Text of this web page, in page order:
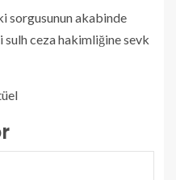
sorgusunun akabinde
ceza hakimliğine sevk